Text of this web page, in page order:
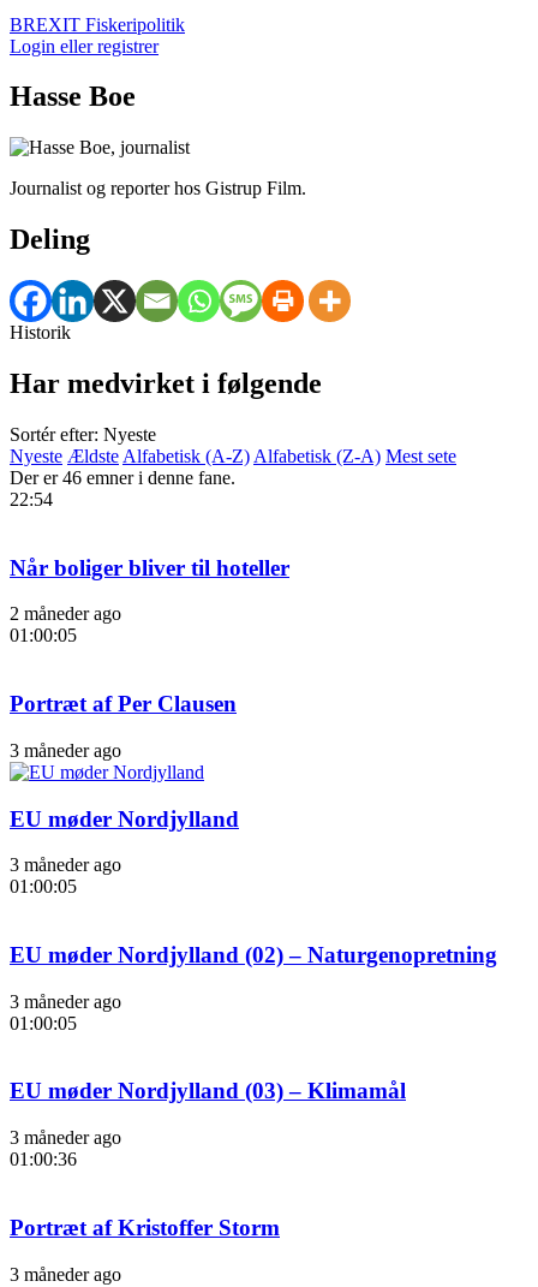
BREXIT Fiskeripolitik
Login eller registrer
Hasse Boe
Journalist og reporter hos Gistrup Film.
Deling
Historik
Har medvirket i følgende
Sortér efter: Nyeste
Nyeste Ældste Alfabetisk (A-Z) Alfabetisk (Z-A) Mest sete
Der er 46 emner i denne fane.
22:54
Når boliger bliver til hoteller
2 måneder ago
01:00:05
Portræt af Per Clausen
3 måneder ago
EU møder Nordjylland
3 måneder ago
01:00:05
EU møder Nordjylland (02) – Naturgenopretning
3 måneder ago
01:00:05
EU møder Nordjylland (03) – Klimamål
3 måneder ago
01:00:36
Portræt af Kristoffer Storm
3 måneder ago